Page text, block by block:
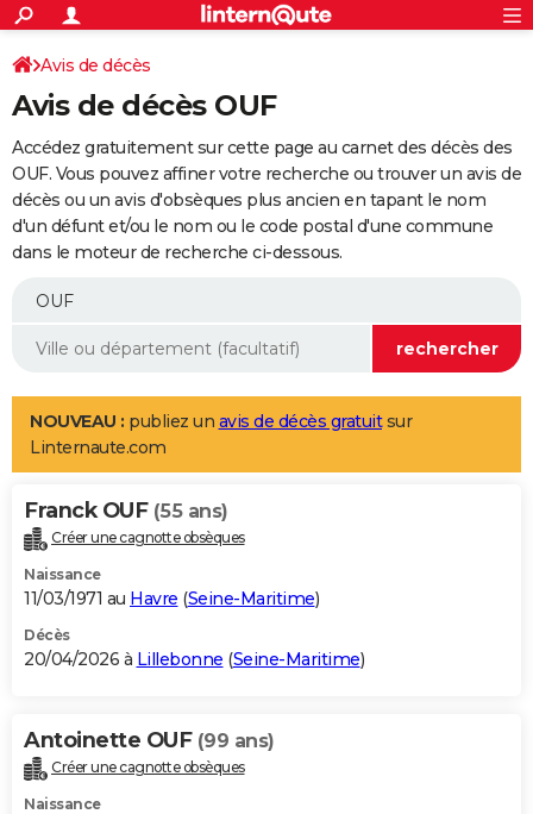
ACTUALITÉS
Politique
Société
Faits Divers
Education
Monde
Villes
+
SPORT
Coupe du monde 2026
Football
Tennis
Cyclisme
Rugby
Forum
Programme TV
TNT
Streaming
Cinéma
Sorties cinéma
Musique
+
FINANCE
Retraite
Impôts
Epargne
Immobilier
Risques naturels par ville
Banque
Assurance
Crédit
AUTO
Essais
Réserver un essai
Citadines
Berlines
SUV
Forum auto
+
Mobiles
Meilleur smartphone
Internet
Ordinateurs
Jeux vidéo
Guide high-tech
Aménagement intérieur
LIFESTYLE
Art de vivre
Bien-être
Loisirs
Mode
Modes de vie
Alimentation
Guide de la santé
Maladies
Médicaments
Sommeil
VOYAGE
Destinations
City break
Voyage nature
Voyage de noces
Forum
Climat
+PHOTO
GUIDES D'ACHAT
BONS PLANS
Carte de Noël
Carte Bonne année
Carte Saint-Valentin
Carte Pâques
Carte d'anniversaire
DICTIONNAIRE
Dictionnaire
Biographies
Citations
Expressions
Proverbes
PROGRAMME TV
Avis de décès
Avis de décès OUF
Accédez gratuitement sur cette page au carnet des décès des
OUF. Vous pouvez affiner votre recherche ou trouver un avis de
décès ou un avis d'obsèques plus ancien en tapant le nom
d'un défunt et/ou le nom ou le code postal d'une commune
dans le moteur de recherche ci-dessous.
NOUVEAU : publiez un avis de décès gratuitsur
Linternaute.com
Franck OUF (55 ans)
Créer une cagnotte obsèques
Naissance
11/03/1971 au Havre (Seine-Maritime)
Décès
20/04/2026 à Lillebonne (Seine-Maritime)
Antoinette OUF (99 ans)
Créer une cagnotte obsèques
Naissance